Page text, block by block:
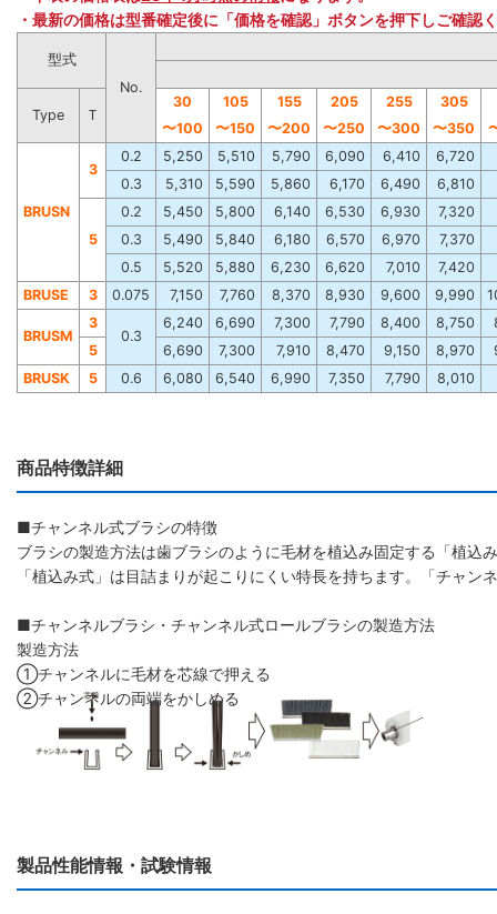
・最新の価格は型番確定後に「価格を確認」ボタンを押下しご確認
型式
No.
Type
Ｔ
30 105 155 205 255
305
〜100 〜150 〜200 〜250 〜300 〜350
BRUSN
3
0.2 5,250 5,510 5,790 6,090 6,410
6,720
0.3
5,310 5,590 5,860 6,170 6,490 6,810
5
0.2 5,450 5,800 6,140 6,530 6,930
7,320
0.3
5,490 5,840 6,180 6,570 6,970
7,370
0.5
5,520 5,880 6,230 6,620 7,010
7,420
BRUSE
3 0.075 7,150 7,760 8,370 8,930 9,600 9,990
BRUSM
3
0.3
6,240 6,690 7,300 7,790 8,400 8,750
5
6,690 7,300 7,910 8,470 9,150 8,970
BRUSK
5 0.6 6,080 6,540 6,990 7,350 7,790 8,010
商品特徴詳細
■チャンネル式ブラシの特徴
ブラシの製造方法は歯ブラシのように毛材を植込み固定する「植
「植込み式」は目詰まりが起こりにくい特長を持ちます。「チャ
■チャンネルブラシ・チャンネル式ロールブラシの製造方法
製造方法
①チャンネルに毛材を芯線で押える
②チャンネルの両端をかしめる
製品性能情報・試験情報